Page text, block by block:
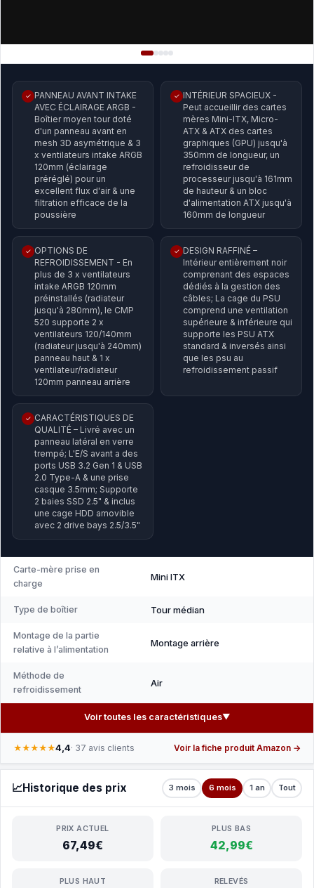
✓ PANNEAU AVANT INTAKE
AVEC ÉCLAIRAGE ARGB -
Boîtier moyen tour doté
d'un panneau avant en
mesh 3D asymétrique & 3
x ventilateurs intake ARGB
120mm (éclairage
préréglé) pour un
excellent flux d'air & une
filtration efficace de la
poussière
✓ INTÉRIEUR SPACIEUX -
Peut accueillir des cartes
mères Mini-ITX, Micro-
ATX & ATX des cartes
graphiques (GPU) jusqu'à
350mm de longueur, un
refroidisseur de
processeur jusqu'à 161mm
de hauteur & un bloc
d'alimentation ATX jusqu'à
160mm de longueur
✓ OPTIONS DE
REFROIDISSEMENT - En
plus de 3 x ventilateurs
intake ARGB 120mm
préinstallés (radiateur
jusqu'à 280mm), le CMP
520 supporte 2 x
ventilateurs 120/140mm
(radiateur jusqu'à 240mm)
panneau haut & 1 x
ventilateur/radiateur
120mm panneau arrière
✓ DESIGN RAFFINÉ –
Intérieur entièrement noir
comprenant des espaces
dédiés à la gestion des
câbles; La cage du PSU
comprend une ventilation
supérieure & inférieure qui
supporte les PSU ATX
standard & inversés ainsi
que les psu au
refroidissement passif
✓ CARACTÉRISTIQUES DE
QUALITÉ – Livré avec un
panneau latéral en verre
trempé; L'E/S avant a des
ports USB 3.2 Gen 1 & USB
2.0 Type-A & une prise
casque 3.5mm; Supporte
2 baies SSD 2.5" & inclus
une cage HDD amovible
avec 2 drive bays 2.5/3.5"
Carte-mère prise en
charge
Mini ITX
Type de boîtier Tour médian
Montage de la partie
relative à l’alimentation
Montage arrière
Méthode de
refroidissement
Air
Voir toutes les caractéristiques▼
★★★★★4,4· 37 avis clients Voir la fiche produit Amazon →
📈Historique des prix 3 mois 6 mois 1 an Tout
PRIX ACTUEL
67,49€
PLUS BAS
42,99€
PLUS HAUT RELEVÉS